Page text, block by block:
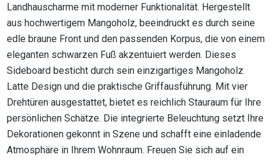
Landhauscharme mit moderner Funktionalität. Hergestellt
aus hochwertigem Mangoholz, beeindruckt es durch seine
edle braune Front und den passenden Korpus, die von einem
eleganten schwarzen Fuß akzentuiert werden. Dieses
Sideboard besticht durch sein einzigartiges Mangoholz
Latte Design und die praktische Griffausführung. Mit vier
Drehtüren ausgestattet, bietet es reichlich Stauraum für Ihre
persönlichen Schätze. Die integrierte Beleuchtung setzt Ihre
Dekorationen gekonnt in Szene und schafft eine einladende
Atmosphäre in Ihrem Wohnraum. Freuen Sie sich auf ein